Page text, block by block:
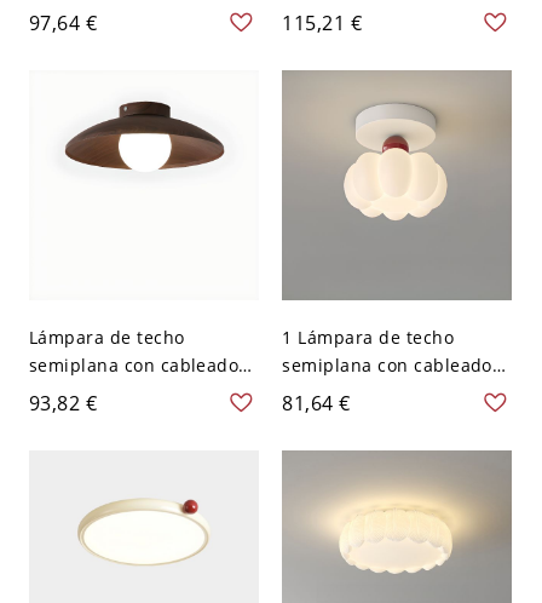
pantalla de cristal de roca
y accesorio dorado, 110V-
97,64 €
Pantalla de Lucite para
Uso Residencial Adaptada
para LED en un Estilo
Moderno, 110V-120V,
Redonda
115,21 €
Lámpara de techo
semiplana con cableado
duro para uso residencial,
93,82 €
1 Lámpara de techo
semiplana con cableado
duro de acrílico con
fundido blanco para
81,64 €